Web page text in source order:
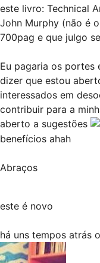
este livro: Technical
John Murphy (não é
700pag e que julgo
Eu pagaria os portes
dizer que estou
interessados em
contribuir para a
aberto a sugestões
benefícios ahah
Abraços
este é novo
há uns tempos atrás o